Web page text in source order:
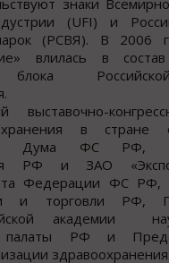
знаки
(UFI) и
(РСВЯ). В 2006
влилась в
блока
выставочно-
в стране
Дума ФС РФ,
РФ и ЗАО
Федерации ФС РФ,
и торговли РФ,
академии
РФ и